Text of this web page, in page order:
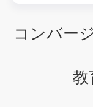
コンバー
教